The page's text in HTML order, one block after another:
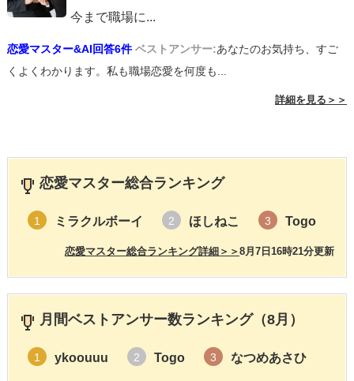
今まで職場に...
恋愛マスター&AI回答6件 ベストアンサー:あなたのお気持ち、すご
くよくわかります。私も職場恋愛を何度も...
詳細を見る＞＞
恋愛マスター総合ランキング
1 ミラクルボーイ 2 ほしねこ 3 Togo
8月7日16時21分更新
恋愛マスター総合ランキング詳細＞＞
月間ベストアンサー数ランキング（8月）
1 ykoouuu 2 Togo 3 なつめあさひ